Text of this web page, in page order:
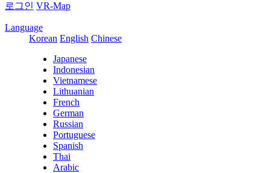
로그인 VR-Map
Language
Korean English Chinese
Japanese
Indonesian
Vietnamese
Lithuanian
French
German
Russian
Portuguese
Spanish
Thai
Arabic